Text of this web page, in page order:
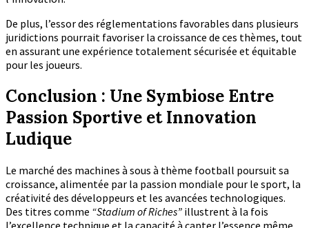
De plus, l’essor des réglementations favorables dans plusieurs
juridictions pourrait favoriser la croissance de ces thèmes, tout
en assurant une expérience totalement sécurisée et équitable
pour les joueurs.
Conclusion : Une Symbiose Entre
Passion Sportive et Innovation
Ludique
Le marché des machines à sous à thème football poursuit sa
croissance, alimentée par la passion mondiale pour le sport, la
créativité des développeurs et les avancées technologiques.
Des titres comme “Stadium of Riches” illustrent à la fois
l’excellence technique et la capacité à capter l’essence même